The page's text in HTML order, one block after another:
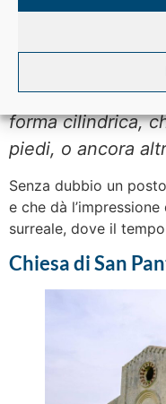
Le piante, quindi,
“silicizzazione”, cioè
silicio contenuto nella
Vedrai monconi
forma cilindrica,
piedi, o ancora
Senza dubbio un
e che dà
surreale, dove il
Chiesa di San